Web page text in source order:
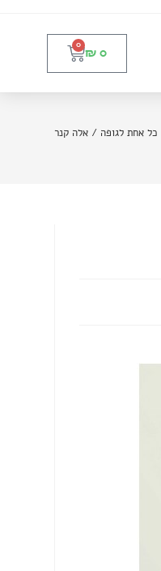
₪ 0
0
כל אחת לגופה / אלה קנר